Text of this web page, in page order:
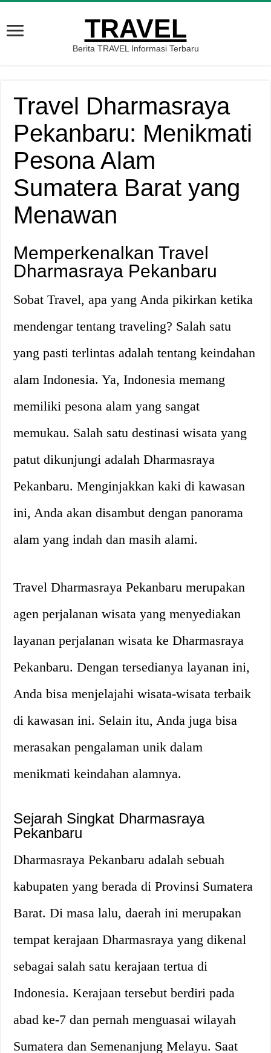
TRAVEL
Berita TRAVEL Informasi Terbaru
Travel Dharmasraya
Pekanbaru: Menikmati
Pesona Alam
Sumatera Barat yang
Menawan
Memperkenalkan Travel
Dharmasraya Pekanbaru
Sobat Travel, apa yang Anda pikirkan ketika
mendengar tentang traveling? Salah satu
yang pasti terlintas adalah tentang keindahan
alam Indonesia. Ya, Indonesia memang
memiliki pesona alam yang sangat
memukau. Salah satu destinasi wisata yang
patut dikunjungi adalah Dharmasraya
Pekanbaru. Menginjakkan kaki di kawasan
ini, Anda akan disambut dengan panorama
alam yang indah dan masih alami.
Travel Dharmasraya Pekanbaru merupakan
agen perjalanan wisata yang menyediakan
layanan perjalanan wisata ke Dharmasraya
Pekanbaru. Dengan tersedianya layanan ini,
Anda bisa menjelajahi wisata-wisata terbaik
di kawasan ini. Selain itu, Anda juga bisa
merasakan pengalaman unik dalam
menikmati keindahan alamnya.
Sejarah Singkat Dharmasraya
Pekanbaru
Dharmasraya Pekanbaru adalah sebuah
kabupaten yang berada di Provinsi Sumatera
Barat. Di masa lalu, daerah ini merupakan
tempat kerajaan Dharmasraya yang dikenal
sebagai salah satu kerajaan tertua di
Indonesia. Kerajaan tersebut berdiri pada
abad ke-7 dan pernah menguasai wilayah
Sumatera dan Semenanjung Melayu. Saat